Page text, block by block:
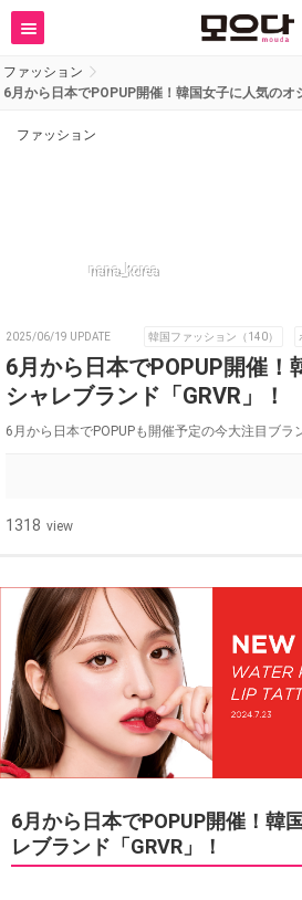
ファッション
6月から日本でPOPUP開催！韓国女子に人気のオ
ファッション
nana_korea
2025/06/19 UPDATE 韓国ファッション（140）
6月から日本でPOPUP開催！
シャレブランド「GRVR」！
6月から日本でPOPUPも開催予定の今大注目ブ
1318 view
6月から日本でPOPUP開催！韓
レブランド「GRVR」！